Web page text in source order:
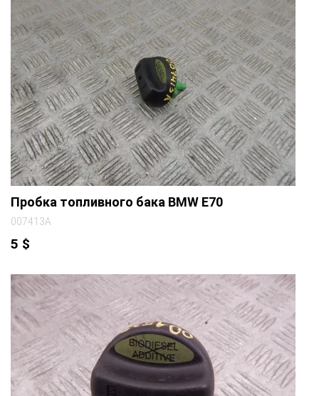
Пробка топливного бака BMW E70
007413A
5 $